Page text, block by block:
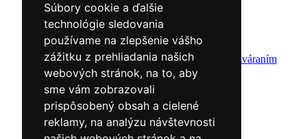
Súbory cookie a ďalšie
technológie sledovania
používame na zlepšenie vášho
zážitku z prehliadania našich
webových stránok, na to, aby
sme vám zobrazovali
prispôsobený obsah a cielené
reklamy, na analýzu návštevnosti
Zváracie káble
Zváracie drôty
CNC rezacie stroje
Elektródy
Ochrana pred zváraním
Predohrev / Žíhanie
Polohovacie systémy
Indukčný ohrev
Auto náradie a vybavenie servisov
Lakernícke stojany
Nabíjačky a testery